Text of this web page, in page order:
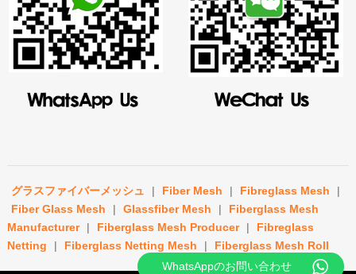
グラスファイバーメッシュ | Fiber Mesh | Fibreglass Mesh
|
Fiber Glass Mesh
| Glassfiber Mesh |
Fiberglass Mesh
Manufacturer
| Fiberglass Mesh Producer |
Fibreglass
Netting
| Fiberglass Netting Mesh |
Fiberglass Mesh Roll
WhatsAppのお問い合わせ